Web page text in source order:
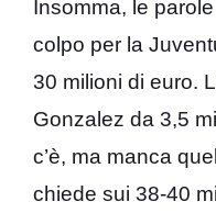
Insomma, le
colpo per la
30 milioni di euro.
Gonzalez da 3,5
c’è, ma manca
chiede sui 38-40